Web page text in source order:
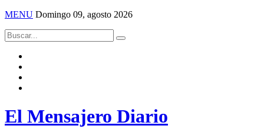
MENU Domingo 09, agosto 2026
El Mensajero Diario